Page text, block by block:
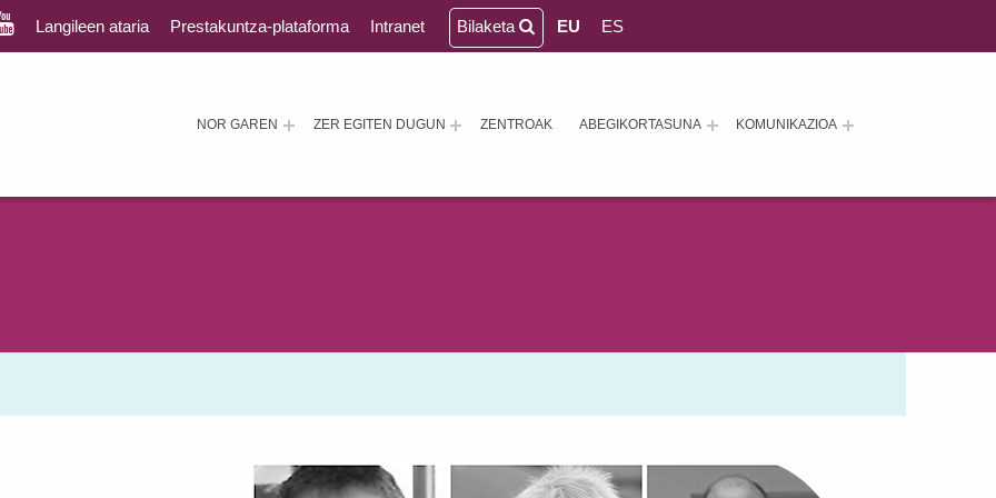
NOR GAREN ZER EGITEN DUGUN ZENTROAK ABEGIKORTASUNA KOMUNIKAZIOA
Langileen ataria Prestakuntza-plataforma Intranet Bilaketa EU ES